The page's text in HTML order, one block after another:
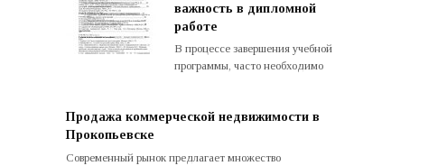
важность в дипломной
работе
В процессе завершения учебной
программы, часто необходимо
Продажа коммерческой недвижимости в
Прокопьевске
Современный рынок предлагает множество